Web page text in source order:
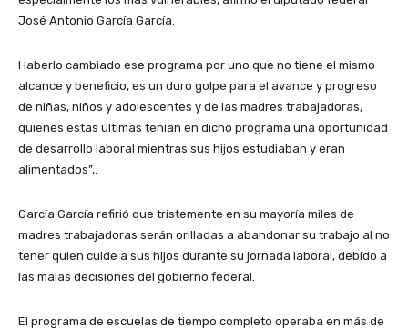
José Antonio García García.
Haberlo cambiado ese programa por uno que no tiene el mismo
alcance y beneficio, es un duro golpe para el avance y progreso
de niñas, niños y adolescentes y de las madres trabajadoras,
quienes estas últimas tenían en dicho programa una oportunidad
de desarrollo laboral mientras sus hijos estudiaban y eran
alimentados”,.
García García refirió que tristemente en su mayoría miles de
madres trabajadoras serán orilladas a abandonar su trabajo al no
tener quien cuide a sus hijos durante su jornada laboral, debido a
las malas decisiones del gobierno federal.
El programa de escuelas de tiempo completo operaba en más de